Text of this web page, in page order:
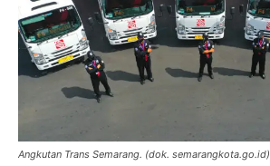
Angkutan Trans Semarang. (dok. semarangkota.go.id)